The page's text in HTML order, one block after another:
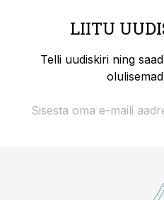
LIITU
Telli uudiskiri ning